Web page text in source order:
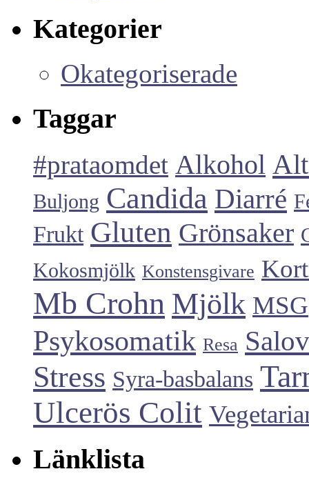
Kategorier
Okategoriserade
Taggar
#prataomdet Alkohol
Buljong Candida Diarré
Frukt Gluten Grönsaker
Kokosmjölk Konstensgivare
Mb Crohn Mjölk MSG
Psykosomatik Resa
Stress Syra-basbalans
Ulcerös Colit
Länklista